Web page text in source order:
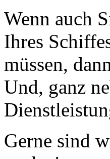
Wenn auch
Ihres
müssen,
Und, ganz
Gerne sind